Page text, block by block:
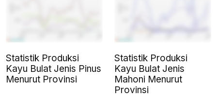
Statistik Produksi
Kayu Bulat Jenis Pinus
Menurut Provinsi
Statistik Produksi
Kayu Bulat Jenis
Mahoni Menurut
Provinsi